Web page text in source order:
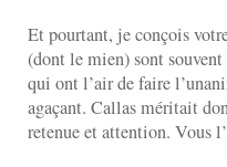
Et pourtant, je conçois
(dont le mien) sont
qui ont l’air de faire
agaçant. Callas méritait
retenue et attention. Vous